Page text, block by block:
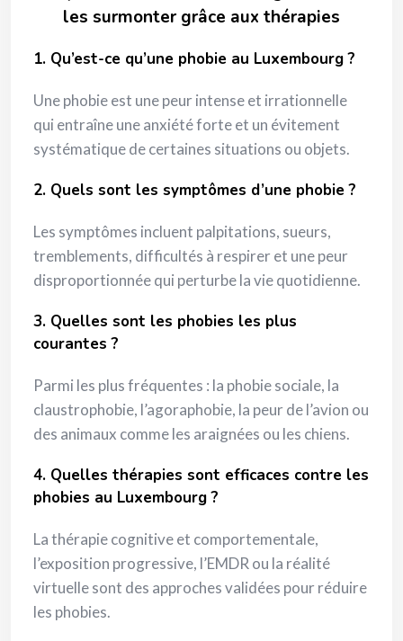
les surmonter grâce aux thérapies
1. Qu’est-ce qu’une phobie au Luxembourg ?
Une phobie est une peur intense et irrationnelle
qui entraîne une anxiété forte et un évitement
systématique de certaines situations ou objets.
2. Quels sont les symptômes d’une phobie ?
Les symptômes incluent palpitations, sueurs,
tremblements, difficultés à respirer et une peur
disproportionnée qui perturbe la vie quotidienne.
3. Quelles sont les phobies les plus
courantes ?
Parmi les plus fréquentes : la phobie sociale, la
claustrophobie, l’agoraphobie, la peur de l’avion ou
des animaux comme les araignées ou les chiens.
4. Quelles thérapies sont efficaces contre les
phobies au Luxembourg ?
La thérapie cognitive et comportementale,
l’exposition progressive, l’EMDR ou la réalité
virtuelle sont des approches validées pour réduire
les phobies.